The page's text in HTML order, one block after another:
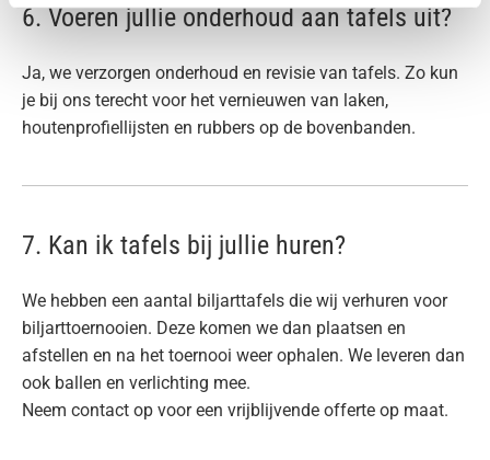
6. Voeren jullie onderhoud aan tafels uit?
Ja, we verzorgen onderhoud en revisie van tafels. Zo kun
je bij ons terecht voor het vernieuwen van laken,
houtenprofiellijsten en rubbers op de bovenbanden.
7. Kan ik tafels bij jullie huren?
We hebben een aantal biljarttafels die wij verhuren voor
biljarttoernooien. Deze komen we dan plaatsen en
afstellen en na het toernooi weer ophalen. We leveren dan
ook ballen en verlichting mee.
Neem contact op voor een vrijblijvende offerte op maat.